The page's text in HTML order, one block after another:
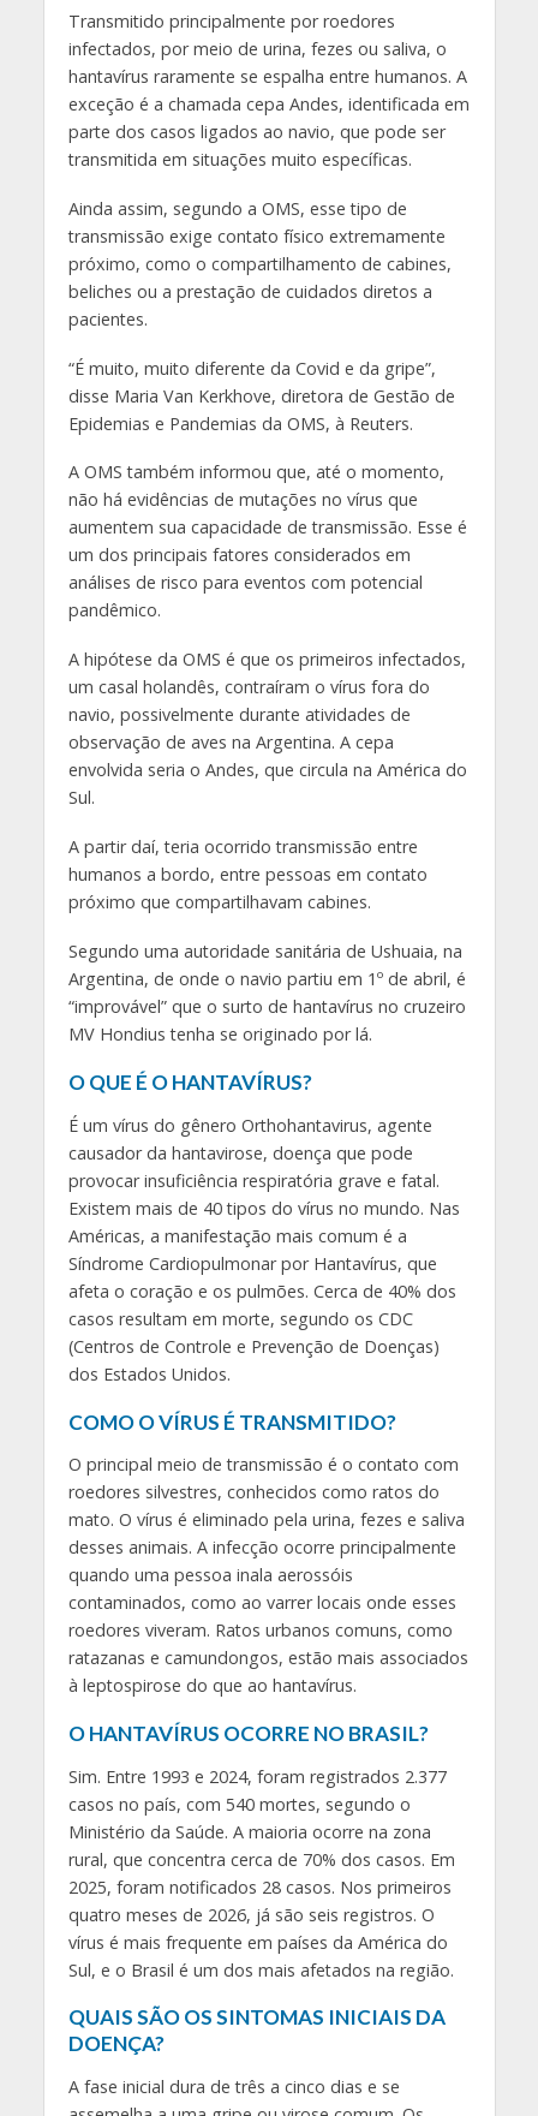
Transmitido principalmente por roedores
infectados, por meio de urina, fezes ou saliva, o
hantavírus raramente se espalha entre humanos. A
exceção é a chamada cepa Andes, identificada em
parte dos casos ligados ao navio, que pode ser
transmitida em situações muito específicas.
Ainda assim, segundo a OMS, esse tipo de
transmissão exige contato físico extremamente
próximo, como o compartilhamento de cabines,
beliches ou a prestação de cuidados diretos a
pacientes.
“É muito, muito diferente da Covid e da gripe”,
disse Maria Van Kerkhove, diretora de Gestão de
Epidemias e Pandemias da OMS, à Reuters.
A OMS também informou que, até o momento,
não há evidências de mutações no vírus que
aumentem sua capacidade de transmissão. Esse é
um dos principais fatores considerados em
análises de risco para eventos com potencial
pandêmico.
A hipótese da OMS é que os primeiros infectados,
um casal holandês, contraíram o vírus fora do
navio, possivelmente durante atividades de
observação de aves na Argentina. A cepa
envolvida seria o Andes, que circula na América do
Sul.
A partir daí, teria ocorrido transmissão entre
humanos a bordo, entre pessoas em contato
próximo que compartilhavam cabines.
Segundo uma autoridade sanitária de Ushuaia, na
Argentina, de onde o navio partiu em 1º de abril, é
“improvável” que o surto de hantavírus no cruzeiro
MV Hondius tenha se originado por lá.
O QUE É O HANTAVÍRUS?
É um vírus do gênero Orthohantavirus, agente
causador da hantavirose, doença que pode
provocar insuficiência respiratória grave e fatal.
Existem mais de 40 tipos do vírus no mundo. Nas
Américas, a manifestação mais comum é a
Síndrome Cardiopulmonar por Hantavírus, que
afeta o coração e os pulmões. Cerca de 40% dos
casos resultam em morte, segundo os CDC
(Centros de Controle e Prevenção de Doenças)
dos Estados Unidos.
COMO O VÍRUS É TRANSMITIDO?
O principal meio de transmissão é o contato com
roedores silvestres, conhecidos como ratos do
mato. O vírus é eliminado pela urina, fezes e saliva
desses animais. A infecção ocorre principalmente
quando uma pessoa inala aerossóis
contaminados, como ao varrer locais onde esses
roedores viveram. Ratos urbanos comuns, como
ratazanas e camundongos, estão mais associados
à leptospirose do que ao hantavírus.
O HANTAVÍRUS OCORRE NO BRASIL?
Sim. Entre 1993 e 2024, foram registrados 2.377
casos no país, com 540 mortes, segundo o
Ministério da Saúde. A maioria ocorre na zona
rural, que concentra cerca de 70% dos casos. Em
2025, foram notificados 28 casos. Nos primeiros
quatro meses de 2026, já são seis registros. O
vírus é mais frequente em países da América do
Sul, e o Brasil é um dos mais afetados na região.
QUAIS SÃO OS SINTOMAS INICIAIS DA
DOENÇA?
A fase inicial dura de três a cinco dias e se